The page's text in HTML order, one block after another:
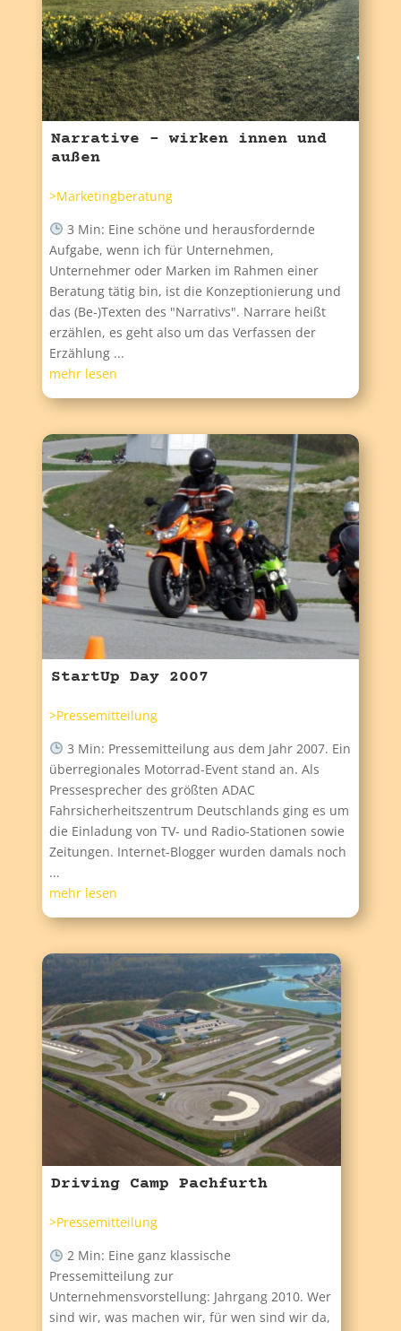
Narrative – wirken innen und
außen
>Marketingberatung
3 Min: Eine schöne und herausfordernde
Aufgabe, wenn ich für Unternehmen,
Unternehmer oder Marken im Rahmen einer
Beratung tätig bin, ist die Konzeptionierung und
das (Be-)Texten des "Narrativs". Narrare heißt
erzählen, es geht also um das Verfassen der
Erzählung ...
mehr lesen
StartUp Day 2007
>Pressemitteilung
3 Min: Pressemitteilung aus dem Jahr 2007. Ein
überregionales Motorrad-Event stand an. Als
Pressesprecher des größten ADAC
Fahrsicherheitszentrum Deutschlands ging es um
die Einladung von TV- und Radio-Stationen sowie
Zeitungen. Internet-Blogger wurden damals noch
...
mehr lesen
Driving Camp Pachfurth
>Pressemitteilung
2 Min: Eine ganz klassische
Pressemitteilung zur
Unternehmensvorstellung: Jahrgang 2010. Wer
sind wir, was machen wir, für wen sind wir da,